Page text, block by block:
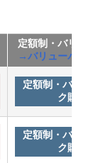
定額制・バリ
→バリューパ
定額制・バリ
ク購
定額制・バリ
ク購